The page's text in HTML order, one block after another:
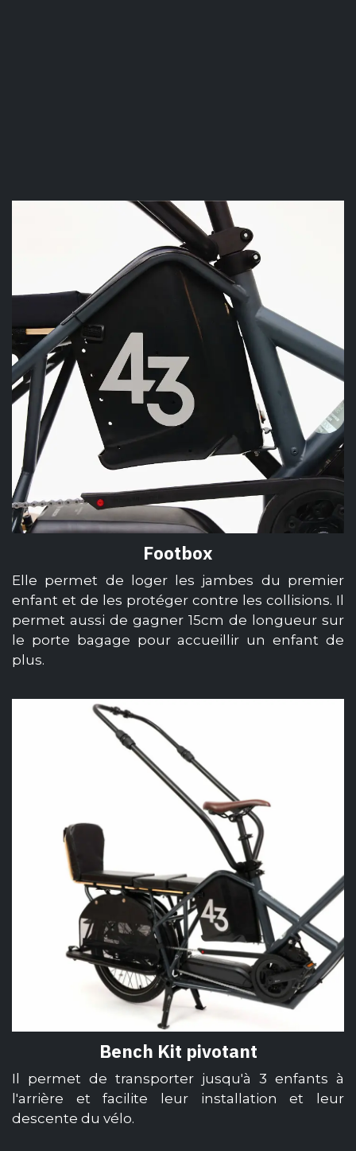
Footbox
Elle permet de loger les jambes du premier
enfant et de les protéger contre les collisions. Il
permet aussi de gagner 15cm de longueur sur
le porte bagage pour accueillir un enfant de
plus.
Bench Kit pivotant
Il permet de transporter jusqu'à 3 enfants à
l'arrière et facilite leur installation et leur
descente du vélo.